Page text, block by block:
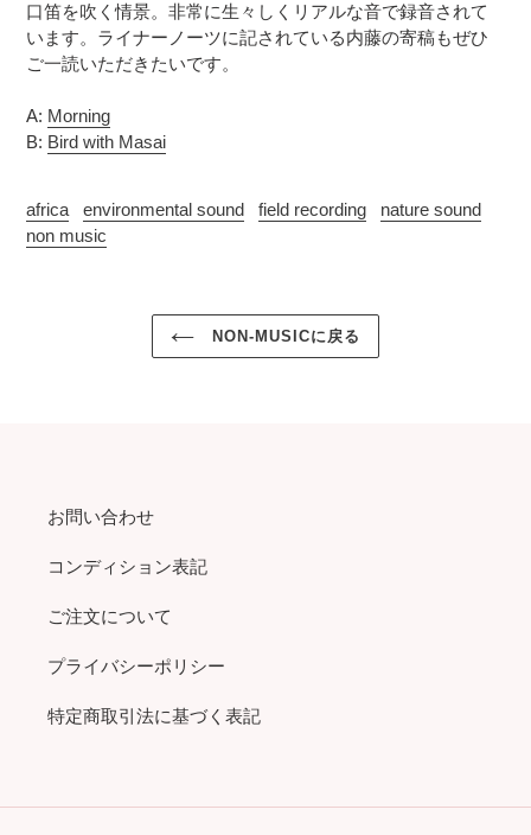
ョ
ン
表
に
つ
口笛を吹く情景。非常に生々しくリアルな音で録音されて
います。ライナーノーツに記されている内藤の寄稿もぜひ
ご一読いただきたいです。
A: Morning
B: Bird with Masai
africa environmental sound field recording
nature sound
non music
NON-MUSICに戻る
お問い合わせ
コンディション表記
ご注文について
プライバシーポリシー
特定商取引法に基づく表記